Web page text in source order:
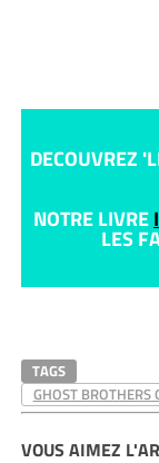
DECOUVREZ
NOTRE LIVRE
LES
TAGS
GHOST BROTHERS
VOUS AIMEZ